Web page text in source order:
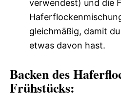
verwendest) und die
gleichmäßig, damit
etwas davon hast.
Backen des
Frühstücks: